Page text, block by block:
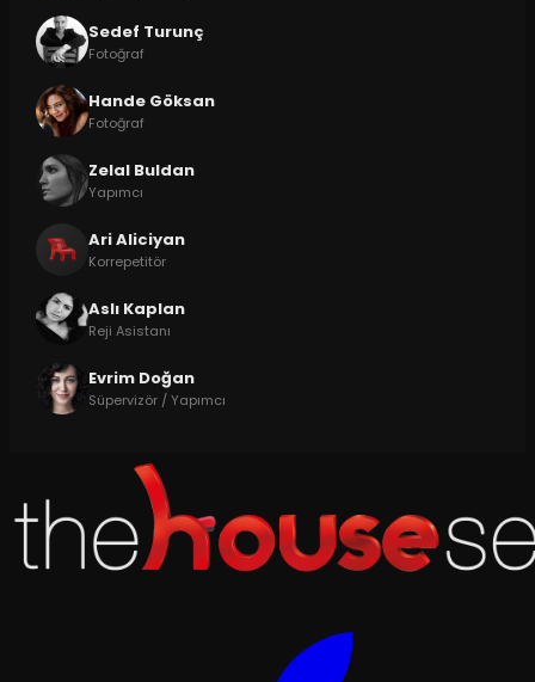
Sedef Turunç
Fotoğraf
Hande Göksan
Fotoğraf
Zelal Buldan
Yapımcı
Ari Aliciyan
Korrepetitör
Aslı Kaplan
Reji Asistanı
Evrim Doğan
Süpervizör / Yapımcı